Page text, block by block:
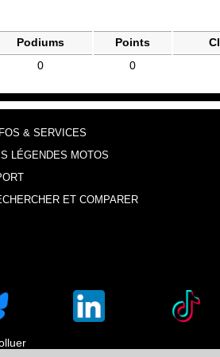
Podiums Points
0 0
& SERVICES
LÉGENDES MOTOS
ET COMPARER